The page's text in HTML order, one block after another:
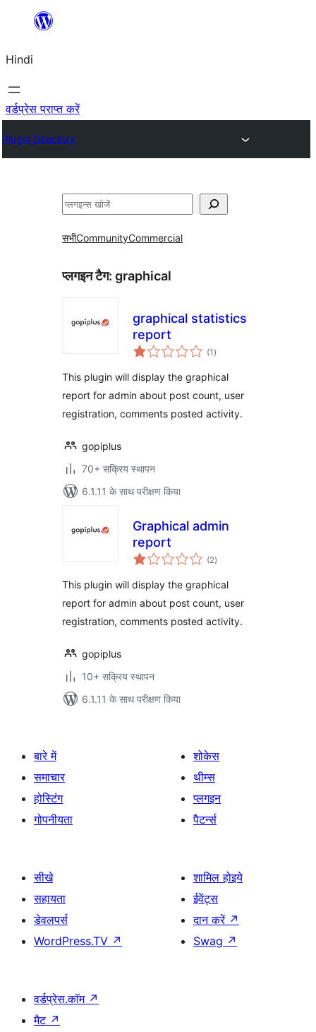
सामग्री
जाएं
Hindi
वर्डप्रेस प्राप्त करें
Plugin Directory
खोजें
सभीCommunityCommercial
प्लगइन टैग: graphical
graphical statistics
report
(1 कुल
दर)
This plugin will display the graphical
report for admin about post count, user
registration, comments posted activity.
gopiplus
70+ सक्रिय स्थापन
6.1.11 के साथ परीक्षण किया
Graphical admin
report
(2कुल
दर)
This plugin will display the graphical
report for admin about post count, user
registration, comments posted activity.
gopiplus
10+ सक्रिय स्थापन
6.1.11 के साथ परीक्षण किया
बारे में
समाचार
होस्टिंग
गोपनीयता
शोकेस
थीम्स
प्लगइन
पैटर्न्स
सीखे
सहायता
डेवलपर्स
WordPress.TV ↗
शामिल होइये
ईवेंट्स
दान करें ↗
Swag ↗
वर्डप्रेस.कॉम ↗
मैट ↗